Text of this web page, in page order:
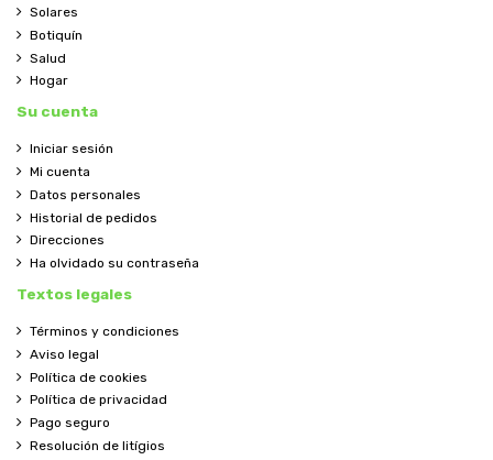
Solares
Botiquín
Salud
Hogar
Su cuenta
Iniciar sesión
Mi cuenta
Datos personales
Historial de pedidos
Direcciones
Ha olvidado su contraseña
Textos legales
Términos y condiciones
Aviso legal
Política de cookies
Política de privacidad
Pago seguro
Resolución de litígios